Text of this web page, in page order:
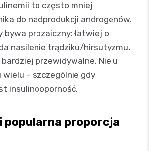
to często mniej
do nadprodukcji androgenów.
bywa prozaiczny: łatwiej o
nasilenie trądziku/hirsutyzmu,
bardziej przewidywalne. Nie u
wielu – szczególnie gdy
insulinooporność.
popularna proporcja